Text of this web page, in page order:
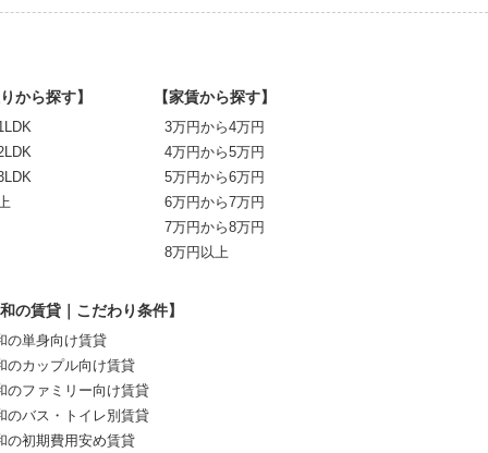
から探す】 【家賃から探す】
3万円から4万円
4万円から5万円
5万円から6万円
6万円から7万円
7万円から8万円
8万円以上
の賃貸｜こだわり条件】
の単身向け賃貸
のカップル向け賃貸
のファミリー向け賃貸
のバス・トイレ別賃貸
の初期費用安め賃貸